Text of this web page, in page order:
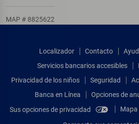
MAP # 8825622
Localizador Contacto
Servicios bancarios accesibles
Privacidad de los niños
Seguridad
Banca en Línea
Opciones de
Sus opciones de privacidad
Mapa